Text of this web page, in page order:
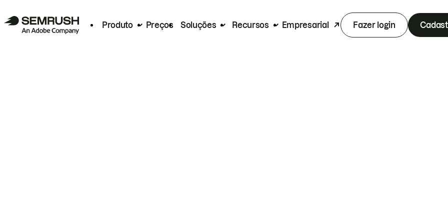
Produto Preços Soluções Recursos Empresarial Fazer login